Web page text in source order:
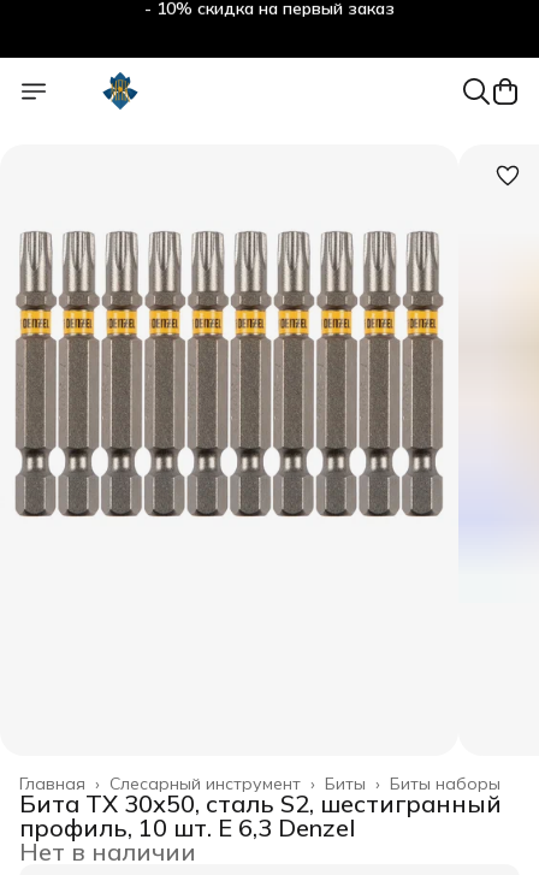
Биты наборы
Биты ›
Слесарный инструмент ›
Главная ›
Бита TX 30х50, сталь S2, шестигранный
профиль, 10 шт. Е 6,3 Denzel
Нет в наличии